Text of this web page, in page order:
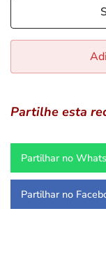
Partilhe esta
Partilhar no
Partilhar no